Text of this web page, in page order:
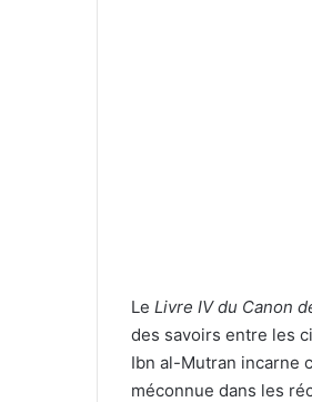
Le Livre IV du Canon
des savoirs entre les
Ibn al-Mutran incarne
méconnue dans les